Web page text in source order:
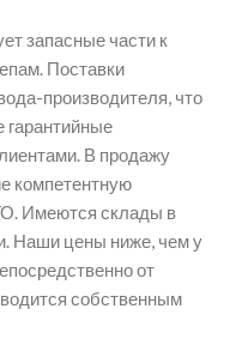
запасные части к
Поставки
производителя, что
гарантийные
В продажу
компетентную
Имеются склады в
Наши цены ниже, чем у
от
собственным